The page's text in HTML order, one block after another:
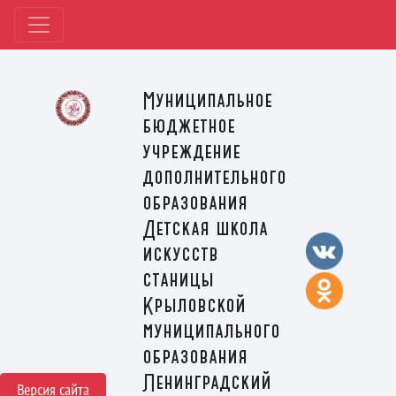
Версия сайта
Муниципальное
бюджетное
учреждение
дополнительного
образования
Детская школа
искусств
станицы
Крыловской
муниципального
образования
Ленинградский